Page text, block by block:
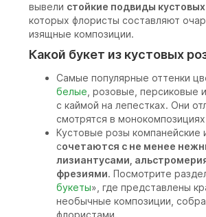
вывели стойкие подвиды кустовых
которых флористы составляют
изящные композиции.
Какой букет из кустовых
Самые популярные оттенки
белые, розовые, персиковые
с каймой на лепестках. Они
смотрятся в
Кустовые розы компанейские
сочетаются с не менее
лизиантусами,
фрезиями. Посмотрите
букеты», где представлены
необычные композиции,